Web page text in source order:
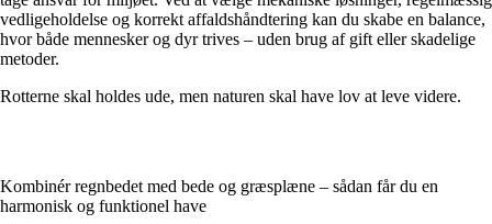
vedligeholdelse og korrekt affaldshåndtering kan du skabe en balance,
hvor både mennesker og dyr trives – uden brug af gift eller skadelige
metoder.
Rotterne skal holdes ude, men naturen skal have lov at leve videre.
Kombinér regnbedet med bede og græsplæne – sådan får du en
harmonisk og funktionel have